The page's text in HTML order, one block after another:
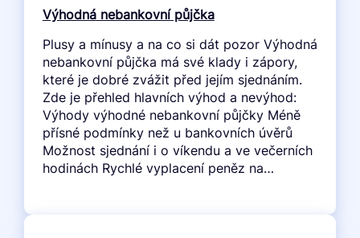
Výhodná nebankovní půjčka
Plusy a mínusy a na co si dát pozor Výhodná
nebankovní půjčka má své klady i zápory,
které je dobré zvážit před jejím sjednáním.
Zde je přehled hlavních výhod a nevýhod:
Výhody výhodné nebankovní půjčky Méně
přísné podmínky než u bankovních úvěrů
Možnost sjednání i o víkendu a ve večerních
hodinách Rychlé vyplacení peněz na…